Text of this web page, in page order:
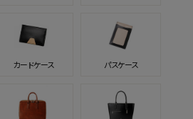
カードケース パスケース